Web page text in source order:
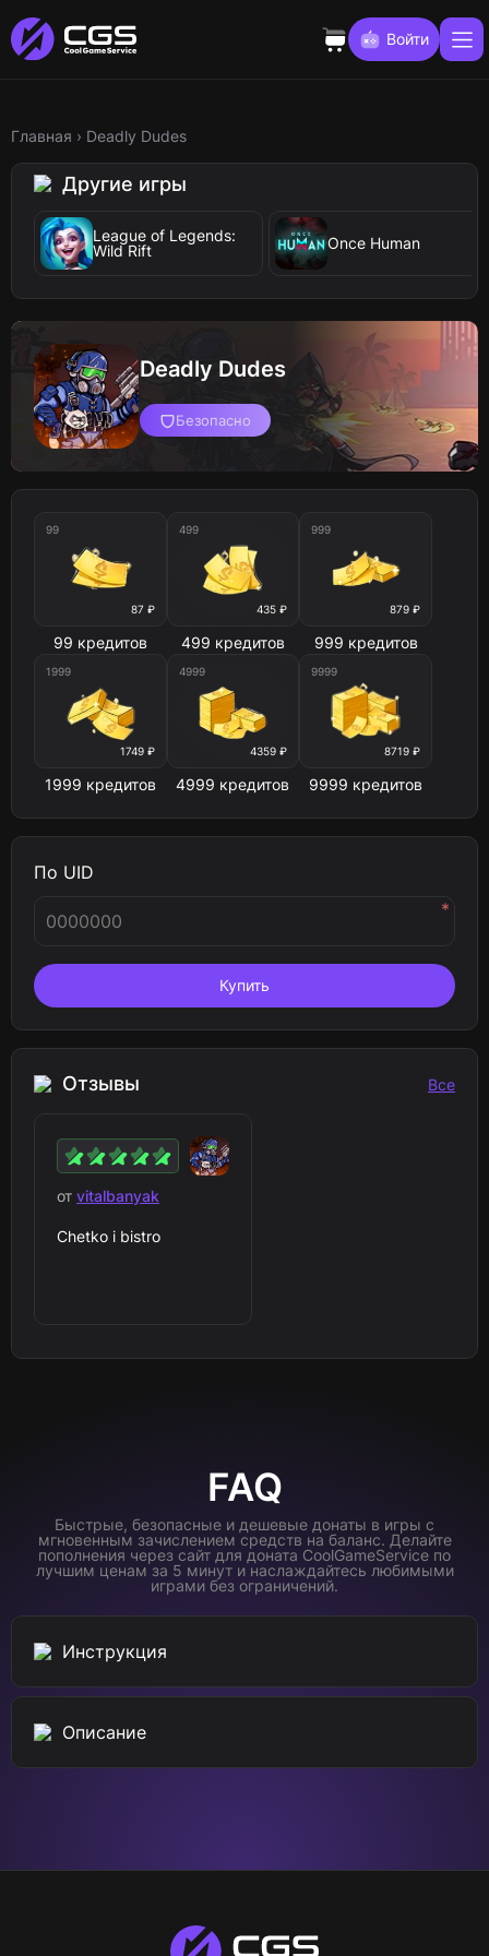
Войти
Главная › Deadly Dudes
Другие игры
League of Legends:
Wild Rift
Once Human
Deadly Dudes
Безопасно
87 ₽
99
99 кредитов
435 ₽
499
499 кредитов
879 ₽
999
999 кредитов
1749 ₽
1999
1999 кредитов
4359 ₽
4999
4999 кредитов
8719 ₽
9999
9999 кредитов
По UID
*
Купить
Отзывы Все
от vitalbanyak
Chetko i bistro
FAQ
Быстрые, безопасные и дешевые донаты в игры с
мгновенным зачислением средств на баланс. Делайте
пополнения через сайт для доната CoolGameService по
лучшим ценам за 5 минут и наслаждайтесь любимыми
играми без ограничений.
Инструкция
Описание